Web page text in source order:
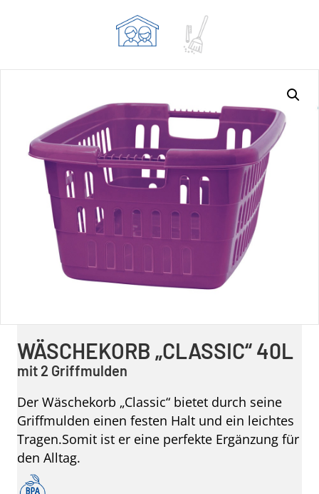
WÄSCHEKORB „CLASSIC“ 40L
mit 2 Griffmulden
Der Wäschekorb „Classic“ bietet durch seine
Griffmulden einen festen Halt und ein leichtes
Tragen.Somit ist er eine perfekte Ergänzung für
den Alltag.